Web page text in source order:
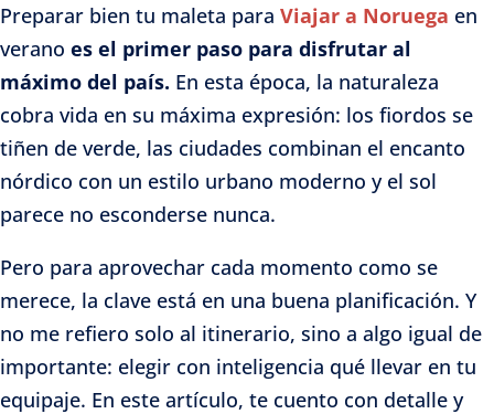
Preparar bien tu maleta para Viajar a Noruega en
verano es el primer paso para disfrutar al
máximo del país. En esta época, la naturaleza
cobra vida en su máxima expresión: los fiordos se
tiñen de verde, las ciudades combinan el encanto
nórdico con un estilo urbano moderno y el sol
parece no esconderse nunca.
Pero para aprovechar cada momento como se
merece, la clave está en una buena planificación. Y
no me refiero solo al itinerario, sino a algo igual de
importante: elegir con inteligencia qué llevar en tu
equipaje. En este artículo, te cuento con detalle y